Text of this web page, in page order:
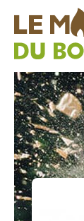
CHAUFFAGE
FAQ
CALCULER
TROUVER